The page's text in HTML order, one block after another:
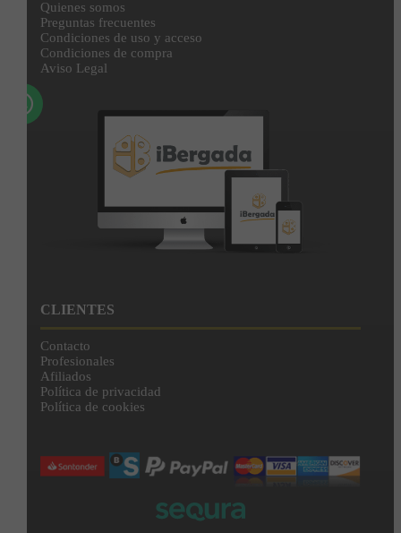
IBERGADA. Puedes cancelar tu suscripción en cualquier momento. Consulta nuestra
Política de Privacidad para más información.
Quienes somos
Preguntas frecuentes
Condiciones de uso y acceso
Condiciones de compra
Aviso Legal
CLIENTES
Contacto
Profesionales
Afiliados
Política de privacidad
Política de cookies